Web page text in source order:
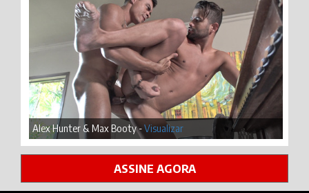
Alex Hunter & Max Booty -Visualizar
ASSINE AGORA